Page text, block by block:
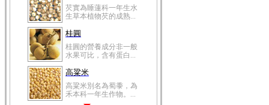
芡實為睡蓮科一年生水
生草本植物芡的成熟...
桂圓
桂圓的營養成分非一般
水果可比，含有蛋白...
高粱米
高粱米別名為蜀黍，為
禾本科一年生作物。...